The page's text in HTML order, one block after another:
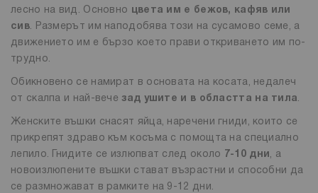
лесно на вид. Основно
цвета им е бежов, кафяв или
сив. Размерът им наподобява този на сусамово семе, а
движението им е бързо което прави откриването им по-
трудно.
Обикновено се намират в основата на косата, недалеч
от скалпа и най-вече зад ушите и в областта на тила.
Женските въшки снасят яйца, наречени гниди, които се
прикрепят здраво към косъма с помощта на специално
лепило. Гнидите се излюпват след около
7-10 дни , а
новоизлюпените въшки стават възрастни и способни да
се размножават в рамките на 9-12 дни.